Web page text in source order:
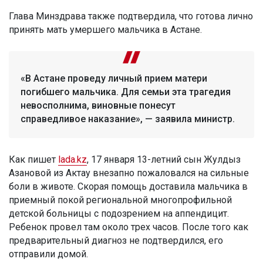
Глава Минздрава также подтвердила, что готова лично
принять мать умершего мальчика в Астане.
«В Астане проведу личный прием матери
погибшего мальчика. Для семьи эта трагедия
невосполнима, виновные понесут
справедливое наказание», — заявила министр.
Как пишет lada.kz, 17 января 13-летний сын Жулдыз
Азановой из Актау внезапно пожаловался на сильные
боли в животе. Скорая помощь доставила мальчика в
приемный покой региональной многопрофильной
детской больницы с подозрением на аппендицит.
Ребенок провел там около трех часов. После того как
предварительный диагноз не подтвердился, его
отправили домой.